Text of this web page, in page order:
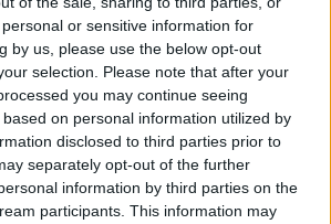
or sensitive information for
by us, please use the below opt-out
selection. Please note that after your
you may continue seeing
on personal information utilized by
disclosed to third parties prior to
separately opt-out of the further
information by third parties on the
participants. This information may
után dőlhet el a
Amerikában
Donald Trump és a kriptoipar
jelentené.